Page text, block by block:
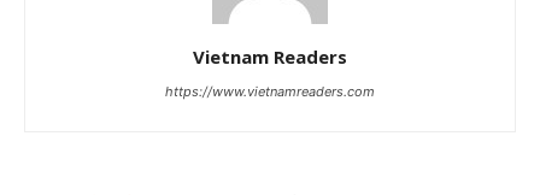
Vietnam Readers
https://www.vietnamreaders.com